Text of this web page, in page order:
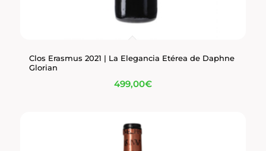
Clos Erasmus 2021 | La Elegancia Etérea de Daphne
Glorian
499,00€